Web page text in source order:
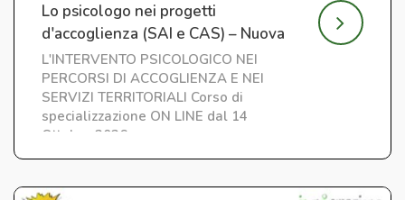
Lo psicologo nei progetti
d'accoglienza (SAI e CAS) – Nuova
edizione
L'INTERVENTO PSICOLOGICO NEI
PERCORSI DI ACCOGLIENZA E NEI
SERVIZI TERRITORIALI Corso di
specializzazione ON LINE dal 14
Ottobre 2026